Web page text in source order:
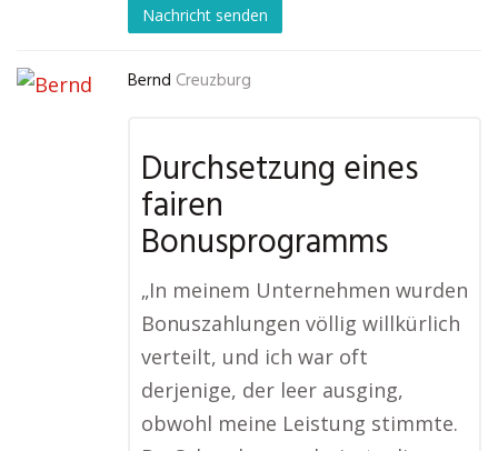
Nachricht senden
Bernd Creuzburg
Durchsetzung eines
fairen
Bonusprogramms
„In meinem Unternehmen wurden
Bonuszahlungen völlig willkürlich
verteilt, und ich war oft
derjenige, der leer ausging,
obwohl meine Leistung stimmte.